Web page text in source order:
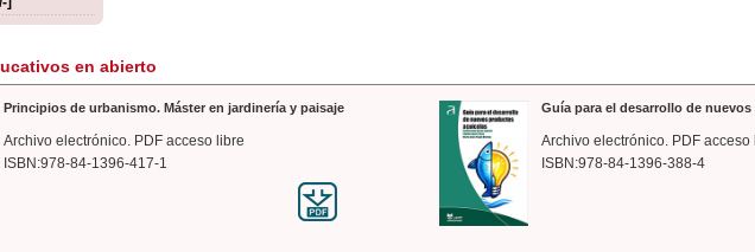
en abierto
Principios de urbanismo. Máster en jardinería y paisaje
Archivo electrónico. PDF acceso libre
ISBN:978-84-1396-417-1
Guía para el desarrollo de
Archivo electrónico. PDF acceso
ISBN:978-84-1396-388-4